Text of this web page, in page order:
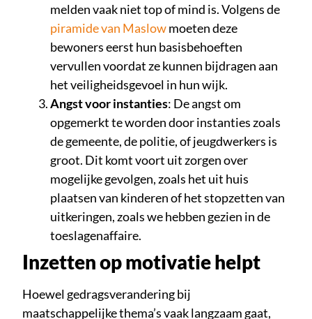
melden vaak niet top of mind is. Volgens de
piramide van Maslowmoeten deze
bewoners eerst hun basisbehoeften
vervullen voordat ze kunnen bijdragen aan
het veiligheidsgevoel in hun wijk.
Angst voor instanties: De angst om
opgemerkt te worden door instanties zoals
de gemeente, de politie, of jeugdwerkers is
groot. Dit komt voort uit zorgen over
mogelijke gevolgen, zoals het uit huis
plaatsen van kinderen of het stopzetten van
uitkeringen, zoals we hebben gezien in de
toeslagenaffaire.
Inzetten op motivatie helpt
Hoewel gedragsverandering bij
maatschappelijke thema’s vaak langzaam gaat,